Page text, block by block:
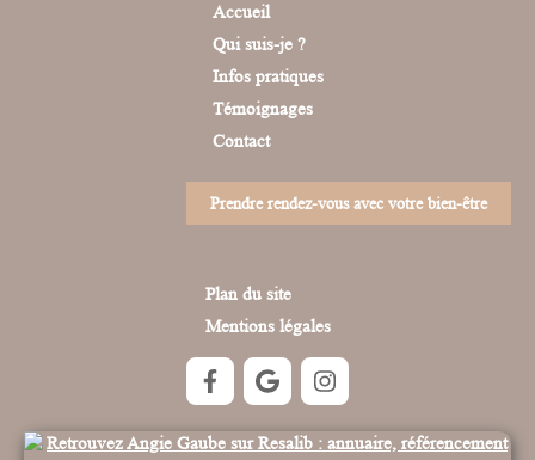
Accueil
Qui suis-je ?
Infos pratiques
Témoignages
Contact
Prendre rendez-vous avec votre bien-être
Plan du site
Mentions légales